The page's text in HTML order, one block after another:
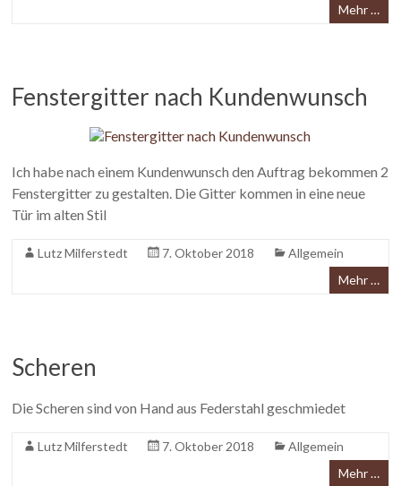
Mehr …
Fenstergitter nach Kundenwunsch
Ich habe nach einem Kundenwunsch den Auftrag bekommen 2
Fenstergitter zu gestalten. Die Gitter kommen in eine neue
Tür im alten Stil
Lutz Milferstedt 7. Oktober 2018
Allgemein
Mehr …
Scheren
Die Scheren sind von Hand aus Federstahl geschmiedet
Lutz Milferstedt 7. Oktober 2018
Allgemein
Mehr …